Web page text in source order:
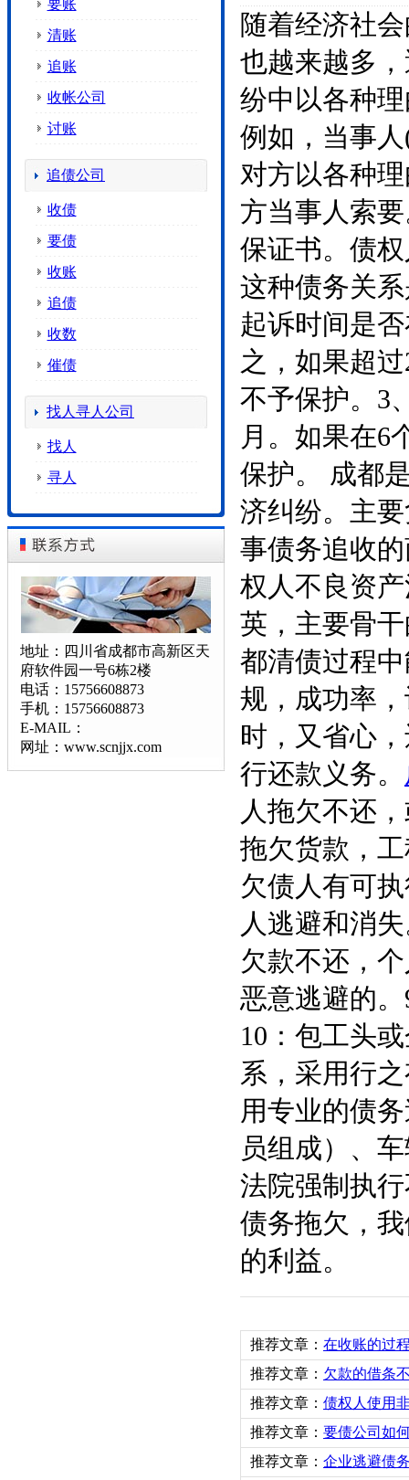
要账
清账
追账
收帐公司
讨账
追债公司
收债
要债
收账
追债
收数
催债
找人寻人公司
找人
寻人
地址：四川省成都市高新区天
府软件园一号6栋2楼
电话：15756608873
手机：15756608873
E-MAIL：
网址：www.scnjjx.com
随着经济社
也越来越多
纷中以各种
例如，当事
对方以各种
方当事人索
保证书。债
这种债务关
起诉时间是
之，如果超
不予保护。3
月。如果在6
保护。 成都
济纠纷。主
事债务追收
权人不良资
英，主要骨
都清债过程
规，成功率
时，又省心
行还款义务。
人拖欠不还
拖欠货款，
欠债人有可
人逃避和消
欠款不还，
恶意逃避的
10：包工头
系，采用行
用专业的债
员组成）、
法院强制执
债务拖欠，
的利益。
推荐文章： 在收账的过
推荐文章： 欠款的借条
推荐文章： 债权人使用
推荐文章： 要债公司如
推荐文章： 企业逃避债